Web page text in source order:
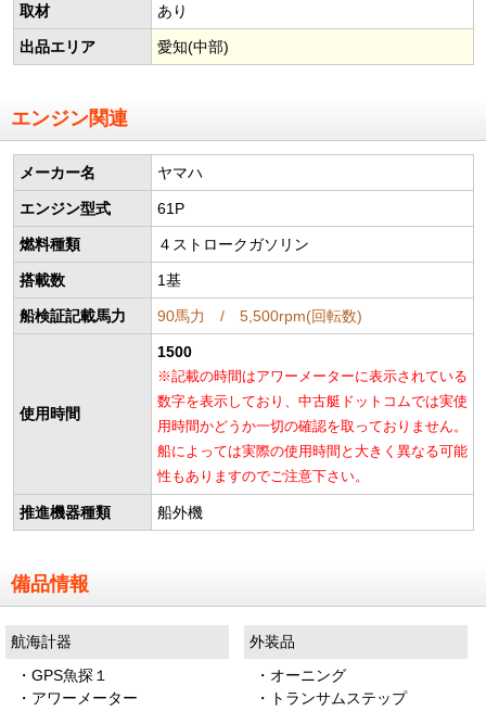
取材 あり
出品エリア 愛知(中部)
エンジン関連
メーカー名 ヤマハ
エンジン型式 61P
燃料種類 ４ストロークガソリン
搭載数 1基
船検証記載馬力 90馬力 / 5,500rpm(回転数)
使用時間
1500
※記載の時間はアワーメーターに表示されている
数字を表示しており、中古艇ドットコムでは実使
用時間かどうか一切の確認を取っておりません。
船によっては実際の使用時間と大きく異なる可能
性もありますのでご注意下さい。
推進機器種類 船外機
備品情報
航海計器
・GPS魚探１
・アワーメーター
外装品
・オーニング
・トランサムステップ